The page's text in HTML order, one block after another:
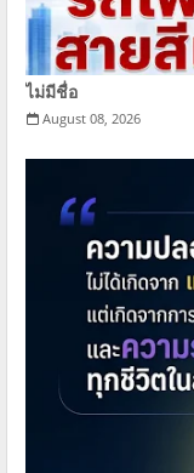
ไม่มีชื่อ
August 08, 2026